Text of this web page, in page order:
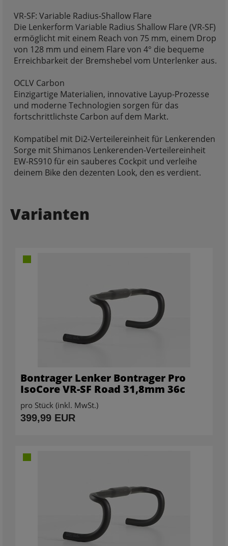
VR-SF: Variable Radius-Shallow Flare
Die Lenkerform Variable Radius Shallow Flare (VR-SF)
ermöglicht mit einem Reach von 75 mm, einem Drop
von 128 mm und einem Flare von 4° die bequeme
Erreichbarkeit der Bremshebel vom Unterlenker aus.
OCLV Carbon
Einzigartige Materialien, innovative Layup-Prozesse
und moderne Technologien sorgen für das
fortschrittlichste Carbon auf dem Markt.
Kompatibel mit Di2-Verteilereinheit für Lenkerenden
Sorge mit Shimanos Lenkerenden-Verteilereinheit
EW-RS910 für ein sauberes Cockpit und verleihe
deinem Bike den dezenten Look, den es verdient.
Varianten
Bontrager Lenker Bontrager Pro
IsoCore VR-SF Road 31,8mm 36c
pro Stück (inkl. MwSt.)
399,99 EUR